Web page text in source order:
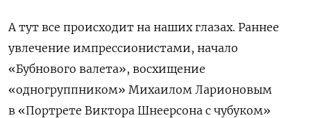
А тут все происходит на наших глазах. Раннее
увлечение импрессионистами, начало
«Бубнового валета», восхищение
«одногруппником» Михаилом Ларионовым
в «Портрете Виктора Шнеерсона с чубуком»